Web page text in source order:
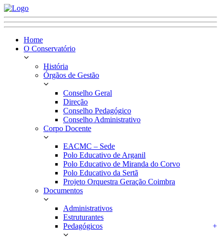
Home
O Conservatório
História
Órgãos de Gestão
Conselho Geral
Direção
Conselho Pedagógico
Conselho Administrativo
Corpo Docente
EACMC – Sede
Polo Educativo de Arganil
Polo Educativo de Miranda do Corvo
Polo Educativo da Sertã
Projeto Orquestra Geração Coimbra
Documentos
Administrativos
Estruturantes
Pedagógicos
+